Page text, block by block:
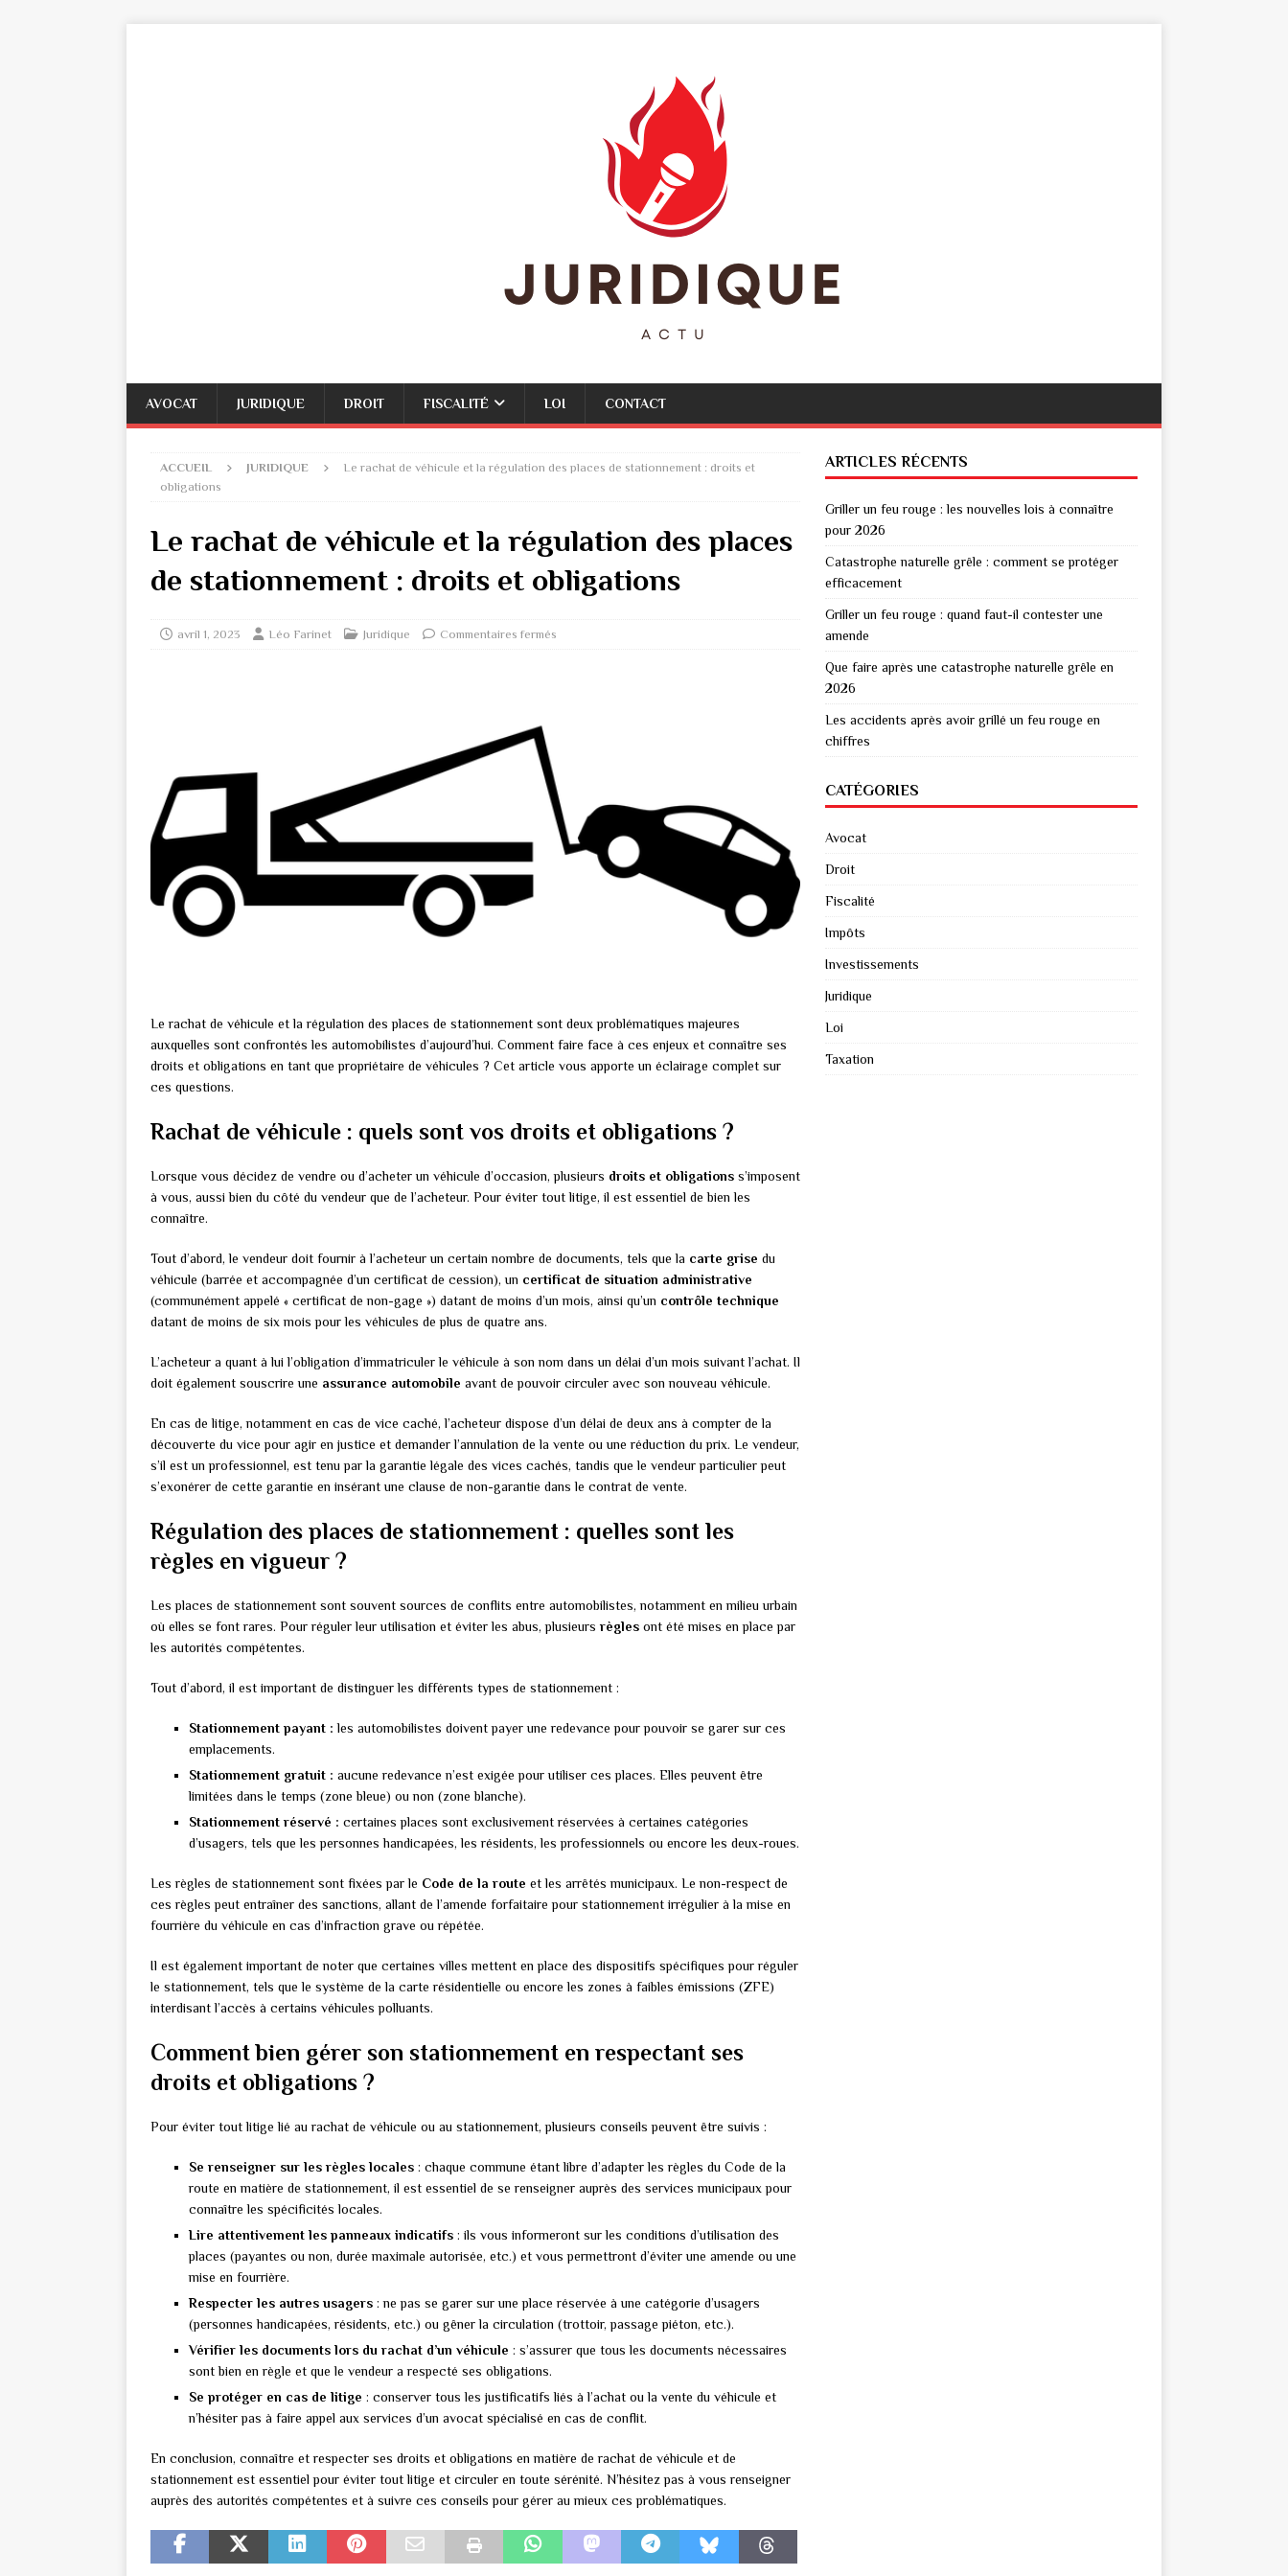
AVOCAT JURIDIQUE DROIT FISCALITÉ LOI CONTACT
ACCUEIL JURIDIQUE
Le rachat de véhicule et la régulation des places de stationnement : droits et
obligations
Le rachat de véhicule et la régulation des places
de stationnement : droits et obligations
avril 1, 2023 Léo Farinet Juridique Commentaires fermés
Le rachat de véhicule et la régulation des places de stationnement sont deux problématiques majeures
auxquelles sont confrontés les automobilistes d’aujourd’hui. Comment faire face à ces enjeux et connaître ses
droits et obligations en tant que propriétaire de véhicules ? Cet article vous apporte un éclairage complet sur
ces questions.
Rachat de véhicule : quels sont vos droits et obligations ?
Lorsque vous décidez de vendre ou d’acheter un véhicule d’occasion, plusieurs droits et obligations s’imposent
à vous, aussi bien du côté du vendeur que de l’acheteur. Pour éviter tout litige, il est essentiel de bien les
connaître.
Tout d’abord, le vendeur doit fournir à l’acheteur un certain nombre de documents, tels que la carte grise du
véhicule (barrée et accompagnée d’un certificat de cession), un certificat de situation administrative
(communément appelé « certificat de non-gage ») datant de moins d’un mois, ainsi qu’un contrôle technique
datant de moins de six mois pour les véhicules de plus de quatre ans.
L’acheteur a quant à lui l’obligation d’immatriculer le véhicule à son nom dans un délai d’un mois suivant l’achat. Il
doit également souscrire une assurance automobile avant de pouvoir circuler avec son nouveau véhicule.
En cas de litige, notamment en cas de vice caché, l’acheteur dispose d’un délai de deux ans à compter de la
découverte du vice pour agir en justice et demander l’annulation de la vente ou une réduction du prix. Le vendeur,
s’il est un professionnel, est tenu par la garantie légale des vices cachés, tandis que le vendeur particulier peut
s’exonérer de cette garantie en insérant une clause de non-garantie dans le contrat de vente.
Régulation des places de stationnement : quelles sont les
règles en vigueur ?
Les places de stationnement sont souvent sources de conflits entre automobilistes, notamment en milieu urbain
où elles se font rares. Pour réguler leur utilisation et éviter les abus, plusieurs règles ont été mises en place par
les autorités compétentes.
Tout d’abord, il est important de distinguer les différents types de stationnement :
Stationnement payant : les automobilistes doivent payer une redevance pour pouvoir se garer sur ces
emplacements.
Stationnement gratuit : aucune redevance n’est exigée pour utiliser ces places. Elles peuvent être
limitées dans le temps (zone bleue) ou non (zone blanche).
Stationnement réservé : certaines places sont exclusivement réservées à certaines catégories
d’usagers, tels que les personnes handicapées, les résidents, les professionnels ou encore les deux-roues.
Les règles de stationnement sont fixées par le Code de la route et les arrêtés municipaux. Le non-respect de
ces règles peut entraîner des sanctions, allant de l’amende forfaitaire pour stationnement irrégulier à la mise en
fourrière du véhicule en cas d’infraction grave ou répétée.
Il est également important de noter que certaines villes mettent en place des dispositifs spécifiques pour réguler
le stationnement, tels que le système de la carte résidentielle ou encore les zones à faibles émissions (ZFE)
interdisant l’accès à certains véhicules polluants.
Comment bien gérer son stationnement en respectant ses
droits et obligations ?
Pour éviter tout litige lié au rachat de véhicule ou au stationnement, plusieurs conseils peuvent être suivis :
Se renseigner sur les règles locales : chaque commune étant libre d’adapter les règles du Code de la
route en matière de stationnement, il est essentiel de se renseigner auprès des services municipaux pour
connaître les spécificités locales.
Lire attentivement les panneaux indicatifs : ils vous informeront sur les conditions d’utilisation des
places (payantes ou non, durée maximale autorisée, etc.) et vous permettront d’éviter une amende ou une
mise en fourrière.
Respecter les autres usagers : ne pas se garer sur une place réservée à une catégorie d’usagers
(personnes handicapées, résidents, etc.) ou gêner la circulation (trottoir, passage piéton, etc.).
Vérifier les documents lors du rachat d’un véhicule : s’assurer que tous les documents nécessaires
sont bien en règle et que le vendeur a respecté ses obligations.
Se protéger en cas de litige : conserver tous les justificatifs liés à l’achat ou la vente du véhicule et
n’hésiter pas à faire appel aux services d’un avocat spécialisé en cas de conflit.
En conclusion, connaître et respecter ses droits et obligations en matière de rachat de véhicule et de
stationnement est essentiel pour éviter tout litige et circuler en toute sérénité. N’hésitez pas à vous renseigner
auprès des autorités compétentes et à suivre ces conseils pour gérer au mieux ces problématiques.
ARTICLES RÉCENTS
Griller un feu rouge : les nouvelles lois à connaître
pour 2026
Catastrophe naturelle grêle : comment se protéger
efficacement
Griller un feu rouge : quand faut-il contester une
amende
Que faire après une catastrophe naturelle grêle en
2026
Les accidents après avoir grillé un feu rouge en
chiffres
CATÉGORIES
Avocat
Droit
Fiscalité
Impôts
Investissements
Juridique
Loi
Taxation